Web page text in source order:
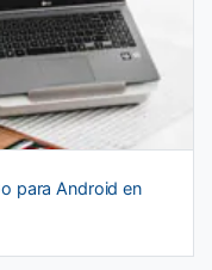
para Android en